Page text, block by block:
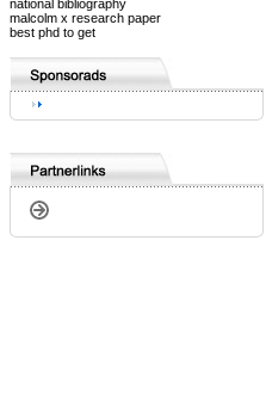
national bibliography
malcolm x research paper
best phd to get